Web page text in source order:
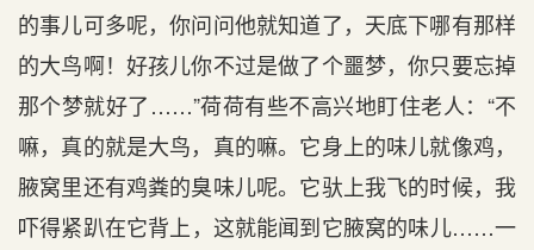
的事儿可多呢，你问问他就知道了，天底下哪有那样
的大鸟啊！好孩儿你不过是做了个噩梦，你只要忘掉
那个梦就好了……”荷荷有些不高兴地盯住老人：“不
嘛，真的就是大鸟，真的嘛。它身上的味儿就像鸡，
腋窝里还有鸡粪的臭味儿呢。它驮上我飞的时候，我
吓得紧趴在它背上，这就能闻到它腋窝的味儿……一